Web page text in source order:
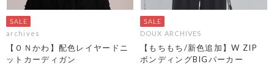
archives
【ＯＮかわ】配色レイヤードニ
ットカーディガン
DOUX ARCHIVES
【もちもち/新色追加】W ZIP
ボンディングBIGパーカー